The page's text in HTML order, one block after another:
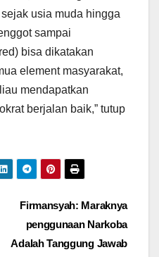
usia muda hingga
sampai
bisa dikatakan
element masyarakat,
mendapatkan
berjalan baik,” tutup
Firmansyah: Maraknya
penggunaan Narkoba
Adalah Tanggung Jawab